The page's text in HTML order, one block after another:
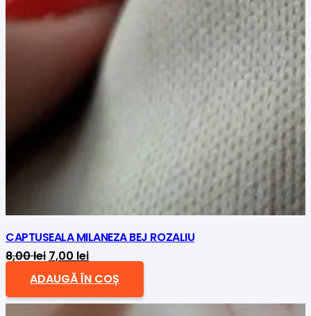
CAPTUSEALA MILANEZA BEJ ROZALIU
8,00lei Prețul
inițial
a
7,00 leiPrețul
curent
este:
ADAUGĂ ÎN COȘ